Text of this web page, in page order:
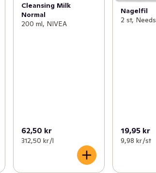
Cleansing Milk
Normal
200 ml, NIVEA
62,50 kr
312,50 kr /l
Nagelfil
2 st, Needs
19,95 kr
9,98 kr /st